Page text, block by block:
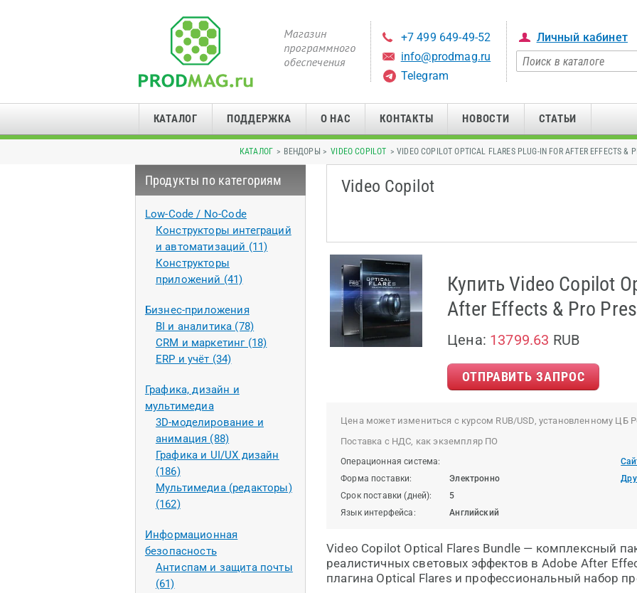
+7 499 649-49-52
info@prodmag.ru
Telegram
Личный кабинет
КАТАЛОГ ПОДДЕРЖКА О НАС КОНТАКТЫ НОВОСТИ СТАТЬИ
КАТАЛОГ > ВЕНДОРЫ > VIDEO COPILOT > VIDEO COPILOT OPTICAL FLARES PLUG-IN FOR AFTER EFFECTS &
Продукты по категориям
Low-Code / No-Code
Конструкторы интеграций
и автоматизаций (11)
Конструкторы
приложений (41)
Бизнес-приложения
BI и аналитика (78)
CRM и маркетинг (18)
ERP и учёт (34)
Графика, дизайн и
мультимедиа
3D-моделирование и
анимация (88)
Графика и UI/UX дизайн
(186)
Мультимедиа (редакторы)
(162)
Информационная
безопасность
Антиспам и защита почты
(61)
Video Copilot
Купить Video Copilot
After Effects & Pro
Цена: 13799.63 RUB
ОТПРАВИТЬ ЗАПРОС
Цена может измениться с курсом RUB/USD, установленному ЦБ
Поставка с НДС, как экземпляр ПО
Операционная система:
Форма поставки:
Электронно
Срок поставки (дней):
5
Язык интерфейса:
Английский
Video Copilot Optical Flares Bundle — комплексный
реалистичных световых эффектов в Adobe After
плагина Optical Flares и профессиональный набор